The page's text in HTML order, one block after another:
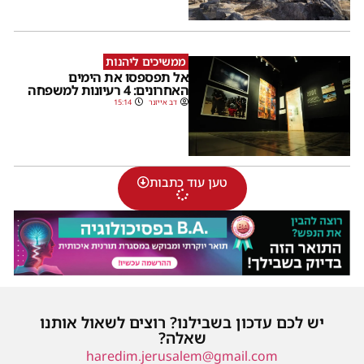
ממשיכים ליהנות
אל תפספסו את הימים
האחרונים: 4 רעיונות למשפחה
דב אייזנר 15:14
טען עוד כתבות
יש לכם עדכון בשבילנו? רוצים לשאול אותנו
שאלה?
haredim.jerusalem@gmail.com